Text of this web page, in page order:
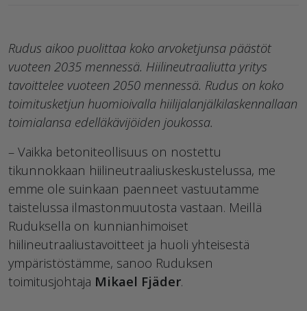
Rudus aikoo puolittaa koko arvoketjunsa päästöt
vuoteen 2035 mennessä. Hiilineutraaliutta yritys
tavoittelee vuoteen 2050 mennessä. Rudus on koko
toimitusketjun huomioivalla hiilijalanjälkilaskennallaan
toimialansa edelläkävijöiden joukossa.
– Vaikka betoniteollisuus on nostettu
tikunnokkaan hiilineutraaliuskeskustelussa, me
emme ole suinkaan paenneet vastuutamme
taistelussa ilmastonmuutosta vastaan. Meillä
Ruduksella on kunnianhimoiset
hiilineutraaliustavoitteet ja huoli yhteisestä
ympäristöstämme, sanoo Ruduksen
toimitusjohtaja Mikael Fjäder.